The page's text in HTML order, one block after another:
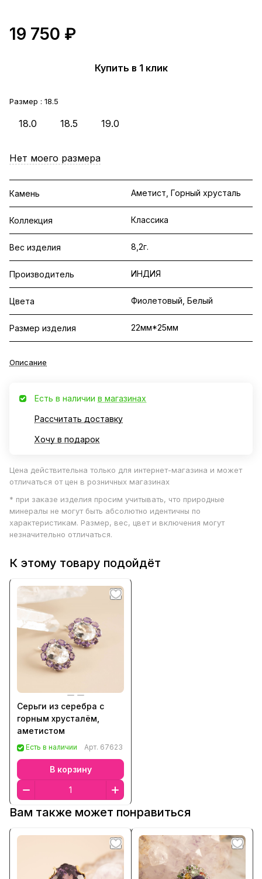
19 750 ₽
Купить в 1 клик
Размер : 18.5
18.0 18.5 19.0
Нет моего размера
Камень Аметист, Горный хрусталь
Коллекция Классика
Вес изделия 8,2г.
Производитель ИНДИЯ
Цвета Фиолетовый, Белый
Размер изделия 22мм*25мм
Описание
Есть в наличии в магазинах
Рассчитать доставку
Хочу в подарок
Цена действительна только для интернет-магазина и может
отличаться от цен в розничных магазинах
* при заказе изделия просим учитывать, что природные
минералы не могут быть абсолютно идентичны по
характеристикам. Размер, вес, цвет и включения могут
незначительно отличаться.
К этому товару подойдёт
Серьги из серебра с
горным хрусталём,
аметистом
Есть в наличии Арт. 67623
В корзину
Вам также может понравиться